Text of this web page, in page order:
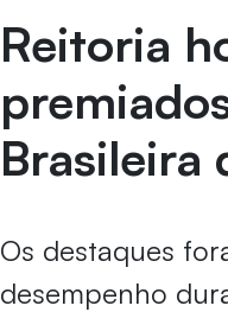
Reitoria
Brasileira
Os destaques
desempenho